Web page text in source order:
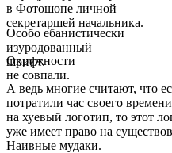
в Фотошопе личной
секретаршей начальника.
Особо ебанистически
изуродованный
шрифт.
Окружности
не совпали.
А ведь многие считают, что
потратили час своего времени
на хуевый логотип, то этот
уже имеет право на
Наивные мудаки.